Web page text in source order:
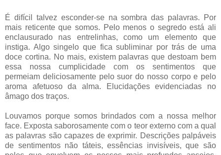
É difícil talvez esconder-se na sombra das palavras. Por
mais reticente que somos. Pelo menos o segredo está ali
enclausurado nas entrelinhas, como um elemento que
instiga. Algo singelo que fica subliminar por trás de uma
doce cortina. No mais, existem palavras que destoam bem
essa nossa cumplicidade com os sentimentos que
permeiam deliciosamente pelo suor do nosso corpo e pelo
aroma afetuoso da alma. Elucidações evidenciadas no
âmago dos traços.
Louvamos porque somos brindados com a nossa melhor
face. Exposta saborosamente com o teor externo com a qual
as palavras são capazes de exprimir. Descrições palpáveis
de sentimentos não táteis, essências invisíveis, que são